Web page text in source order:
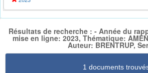
Résultats de recherche : - Année du
mise en ligne: 2023, Thématique:
Auteur: BRENTRUP,
1 documents